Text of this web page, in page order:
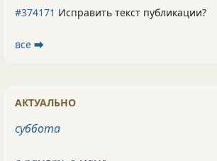
#374171 Исправить текст публикации?
все ⮕
АКТУАЛЬНО
суббота